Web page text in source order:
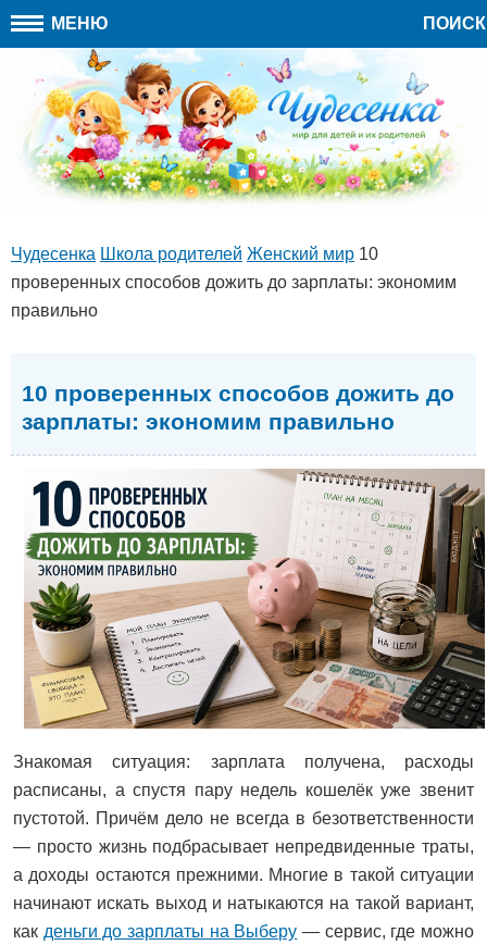
МЕНЮ ПОИСК
Чудесенка Школа родителей Женский мир 10
проверенных способов дожить до зарплаты: экономим
правильно
10 проверенных способов дожить до
зарплаты: экономим правильно
Знакомая ситуация: зарплата получена, расходы
расписаны, а спустя пару недель кошелёк уже звенит
пустотой. Причём дело не всегда в безответственности
— просто жизнь подбрасывает непредвиденные траты,
а доходы остаются прежними. Многие в такой ситуации
начинают искать выход и натыкаются на такой вариант,
как деньги до зарплаты на Выберу — сервис, где можно